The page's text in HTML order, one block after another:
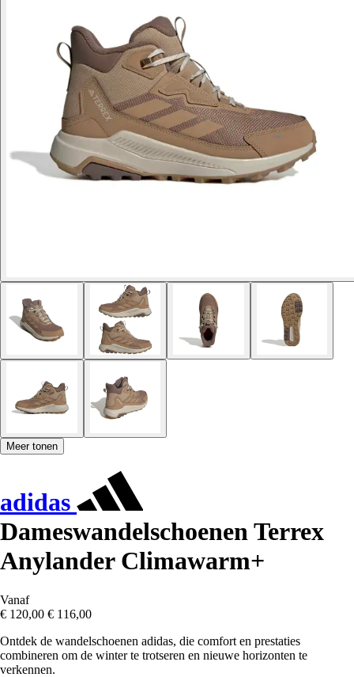
Meer tonen
adidas
Dameswandelschoenen Terrex
Anylander Climawarm+
Vanaf
€ 120,00 € 116,00
Ontdek de wandelschoenen adidas, die comfort en prestaties
combineren om de winter te trotseren en nieuwe horizonten te
verkennen.